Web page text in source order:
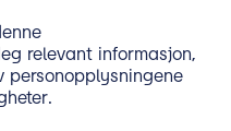
relevant informasjon,